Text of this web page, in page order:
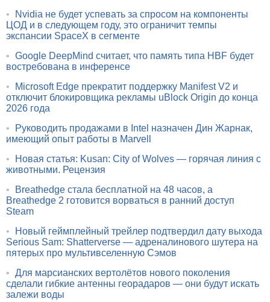
•
Nvidia не будет успевать за спросом на компоненты
ЦОД и в следующем году, это ограничит темпы
экспансии SpaceX в сегменте
• Google DeepMind считает, что память типа HBF будет
востребована в инференсе
•
Microsoft Edge прекратит поддержку Manifest V2 и
отключит блокировщика рекламы uBlock Origin до конца
2026 года
•
Руководить продажами в Intel назначен Дин Жарнак,
имеющий опыт работы в Marvell
•
Новая статья: Kusan: City of Wolves — горячая линия с
животными. Рецензия
•
Breathedge стала бесплатной на 48 часов, а
Breathedge 2 готовится ворваться в ранний доступ
Steam
•
Новый геймплейный трейлер подтвердил дату выхода
Serious Sam: Shatterverse — адреналинового шутера на
пятерых про мультивселенную Сэмов
• Для марсианских вертолётов нового поколения
сделали гибкие антенны георадаров — они будут искать
залежи воды